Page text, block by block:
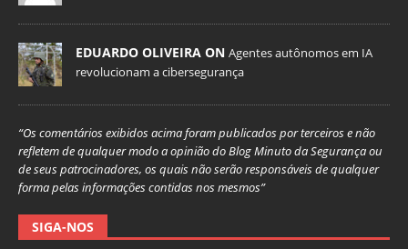
EDUARDO OLIVEIRA ON Agentes autônomos em IA
revolucionam a cibersegurança
“Os comentários exibidos acima foram publicados por terceiros e não
refletem de qualquer modo a opinião do Blog Minuto da Segurança ou
de seus patrocinadores, os quais não serão responsáveis de qualquer
forma pelas informações contidas nos mesmos”
SIGA-NOS